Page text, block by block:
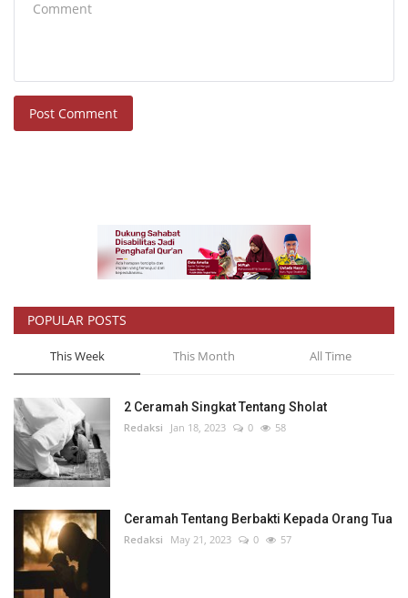
Post Comment
POPULAR POSTS
This Week This Month All Time
2 Ceramah Singkat Tentang Sholat
Redaksi Jan 18, 2023 0 58
Ceramah Tentang Berbakti Kepada Orang Tua
Redaksi May 21, 2023 0 57